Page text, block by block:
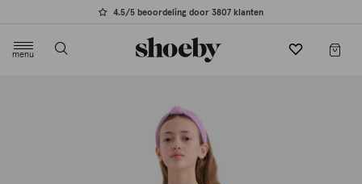
4.5/5 beoordeling door 3807 klanten
menu